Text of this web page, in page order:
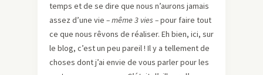
temps et de se dire que nous n’aurons jamais
assez d’une vie – même 3 vies –pour faire tout
ce que nous rêvons de réaliser. Eh bien, ici, sur
le blog, c’est un peu pareil ! Il y a tellement de
choses dont j’ai envie de vous parler pour les